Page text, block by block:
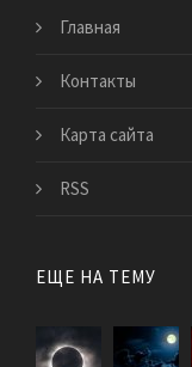
Главная
Контакты
Карта сайта
RSS
ЕЩЕ НА ТЕМУ